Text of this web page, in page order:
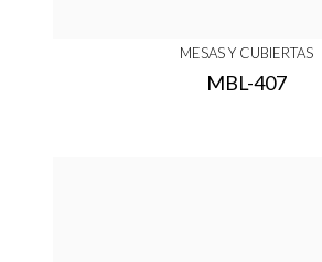
MESAS Y CUBIERTAS
MBL-407